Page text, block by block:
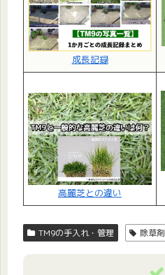
成長記録
高麗芝との違い
TM9の手入れ・管理 除草剤